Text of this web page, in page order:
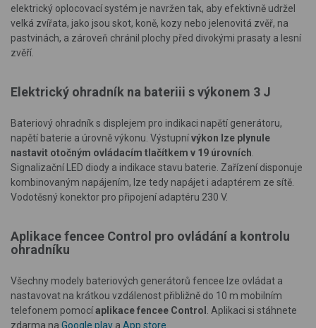
elektrický oplocovací systém je navržen tak, aby efektivně udržel
velká zvířata, jako jsou skot, koně, kozy nebo jelenovitá zvěř, na
pastvinách, a zároveň chránil plochy před divokými prasaty a lesní
zvěří.
Elektrický ohradník na bateriii s výkonem 3 J
Bateriový ohradník s displejem pro indikaci napětí generátoru,
napětí baterie a úrovně výkonu. Výstupnívýkon lze plynule
nastavit otočným ovládacím tlačítkem v 19 úrovních
Signalizační LED diody a indikace stavu baterie. Zařízení disponuje
kombinovaným napájením, lze tedy napájet i adaptérem ze sítě.
Vodotěsný konektor pro připojení adaptéru 230 V.
Aplikace fencee Control pro ovládání a kontrolu
ohradníku
Všechny modely bateriových generátorů fencee lze ovládat a
nastavovat na krátkou vzdálenost přibližně do 10 m mobilním
telefonem pomocíaplikace fencee Control
. Aplikaci si stáhnete
zdarma na Google play a App store